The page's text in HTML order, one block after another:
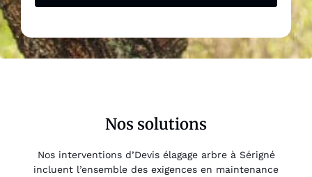
Nos solutions
Nos interventions d’Devis élagage arbre à Sérigné
incluent l’ensemble des exigences en maintenance